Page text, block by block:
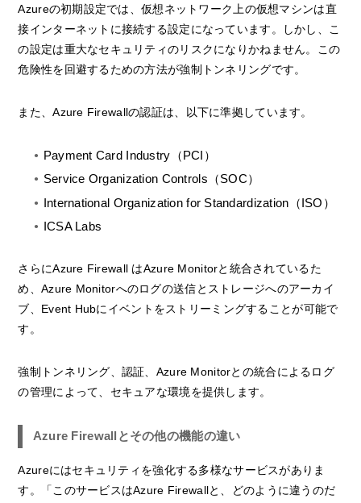
Azureの初期設定では、仮想ネットワーク上の仮想マシンは直
接インターネットに接続する設定になっています。しかし、こ
の設定は重大なセキュリティのリスクになりかねません。この
危険性を回避するための方法が強制トンネリングです。
また、Azure Firewallの認証は、以下に準拠しています。
Payment Card Industry（PCI）
Service Organization Controls（SOC）
International Organization for Standardization（ISO）
ICSA Labs
さらにAzure Firewall はAzure Monitorと統合されているた
め、Azure Monitorへのログの送信とストレージへのアーカイ
ブ、Event Hubにイベントをストリーミングすることが可能で
す。
強制トンネリング、認証、Azure Monitorとの統合によるログ
の管理によって、セキュアな環境を提供します。
Azure Firewallとその他の機能の違い
Azureにはセキュリティを強化する多様なサービスがありま
す。「このサービスはAzure Firewallと、どのように違うのだ